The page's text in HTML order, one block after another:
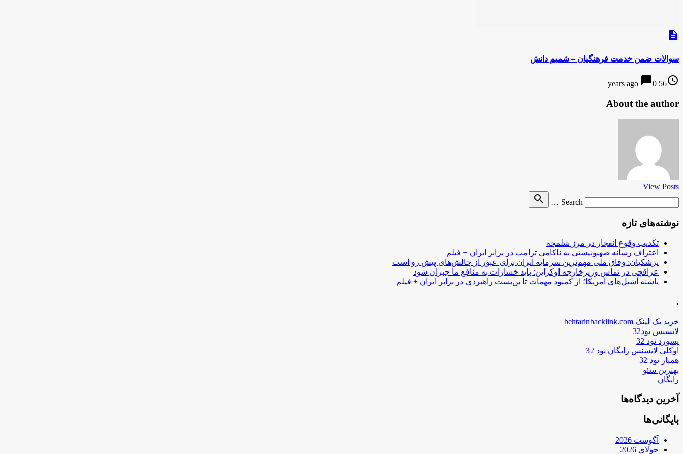
description
سوالات ضمن خدمت فرهنگیان – شمیم دانش
access_time
56 years ago
chat_bubble0
About the author
View Posts
Search …
search
نوشته‌های تازه
تکذیب وقوع انفجار در مرز شلمچه
اعتراف رسانه صهیونیستی به ناکامی ترامپ در برابر ایران + فیلم
پزشکیان: وفاق ملی مهم‌ترین سرمایه ایران برای عبور از چالش‌های پیش رو است
عراقچی در تماس وزیرخارجه اوکراین: باید خسارات به منافع ما جبران شود
پاشنه آشیل‌های آمریکا؛ از کمبود مهمات تا بن‌بست راهبردی در برابر ایران + فیلم
.
خرید بک لینک behtarinbacklink.com
لایسنس نود32
پسورد نود 32
اوکلی لایسنس رایگان نود 32
همیار نود 32
بهترین سئو
رایگان
آخرین دیدگاه‌ها
بایگانی‌ها
آگوست 2026
جولای 2026